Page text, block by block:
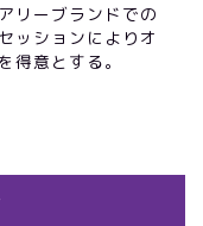
リーブランドでの
ッションによりオ
得意とする。